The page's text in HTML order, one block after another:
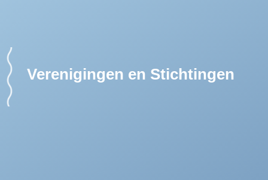
Verenigingen en Stichtingen